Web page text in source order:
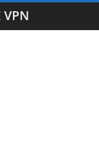
VPN